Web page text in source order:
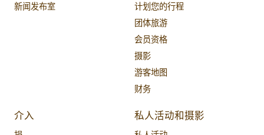
新闻发布室
计划您的行程
团体旅游
会员资格
摄影
游客地图
财务
介入 私人活动和摄影